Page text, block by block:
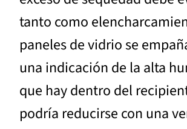
tanto como
paneles de vidrio se
una indicación de la alta
que hay dentro del
podría reducirse con una